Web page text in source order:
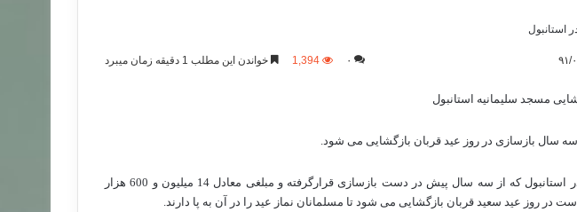
استانبول
۰ 1,394 خواندن این مطلب 1 دقیقه زمان میبرد
مسجد سلیمانیه استانبول
سال بازسازی در روز عید قربان بازگشایی می شود.
مسجد تاریخی سلیمانیه در استانبول که از سه سال پیش در دست بازسازی قرارگرفته و مبلغی معادل 14 میلیون و 600 هزار
در روز عید سعید قربان بازگشایی می شود تا مسلمانان نماز عید را در آن به پا دارند.